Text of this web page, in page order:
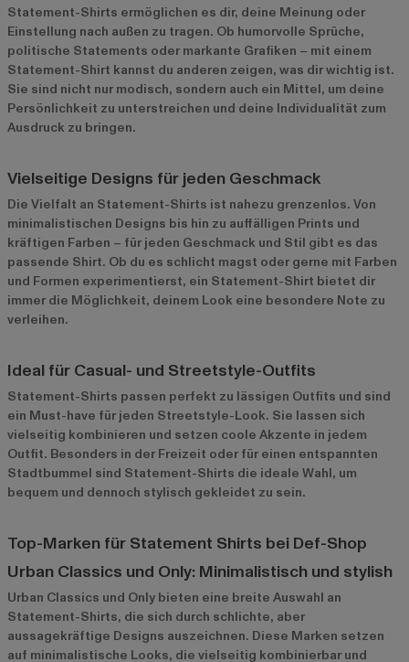
Statement-Shirts ermöglichen es dir, deine Meinung oder
Einstellung nach außen zu tragen. Ob humorvolle Sprüche,
politische Statements oder markante Grafiken – mit einem
Statement-Shirt kannst du anderen zeigen, was dir wichtig ist.
Sie sind nicht nur modisch, sondern auch ein Mittel, um deine
Persönlichkeit zu unterstreichen und deine Individualität zum
Ausdruck zu bringen.
Vielseitige Designs für jeden Geschmack
Die Vielfalt an Statement-Shirts ist nahezu grenzenlos. Von
minimalistischen Designs bis hin zu auffälligen Prints und
kräftigen Farben – für jeden Geschmack und Stil gibt es das
passende Shirt. Ob du es schlicht magst oder gerne mit Farben
und Formen experimentierst, ein Statement-Shirt bietet dir
immer die Möglichkeit, deinem Look eine besondere Note zu
verleihen.
Ideal für Casual- und Streetstyle-Outfits
Statement-Shirts passen perfekt zu lässigen Outfits und sind
ein Must-have für jeden Streetstyle-Look. Sie lassen sich
vielseitig kombinieren und setzen coole Akzente in jedem
Outfit. Besonders in der Freizeit oder für einen entspannten
Stadtbummel sind Statement-Shirts die ideale Wahl, um
bequem und dennoch stylisch gekleidet zu sein.
Top-Marken für Statement Shirts bei Def-Shop
Urban Classics und Only: Minimalistisch und stylish
Urban Classics und Only bieten eine breite Auswahl an
Statement-Shirts, die sich durch schlichte, aber
aussagekräftige Designs auszeichnen. Diese Marken setzen
auf minimalistische Looks, die vielseitig kombinierbar und